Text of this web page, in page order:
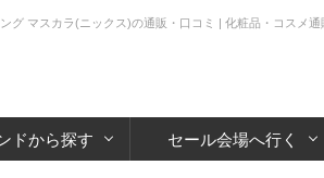
グ マスカラ(ニックス)の通販・口コミ | 化粧品・コスメ
ドから探す セール会場へ行く